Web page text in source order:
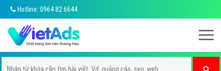
Hotline: 0964 82 6644